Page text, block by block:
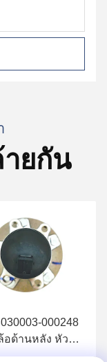
ยกัน
หัว
โค
FSK แบร
ดุมล้อเหล็